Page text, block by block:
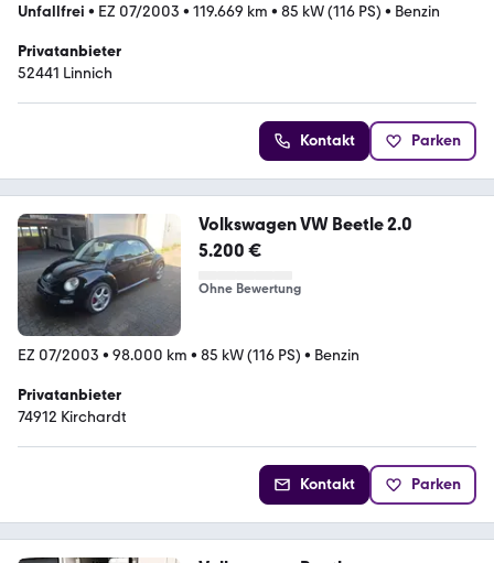
Unfallfrei • EZ 07/2003 • 119.669 km • 85 kW (116 PS) • Benzin
Privatanbieter
52441 Linnich
Kontakt Parken
Volkswagen VW Beetle 2.0
5.200 €
Ohne Bewertung
EZ 07/2003 • 98.000 km • 85 kW (116 PS) • Benzin
Privatanbieter
74912 Kirchardt
Kontakt Parken